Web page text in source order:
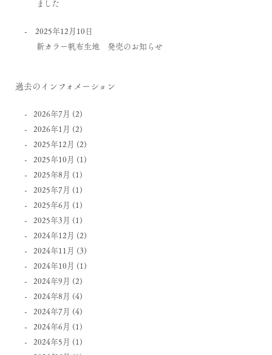
ました
2025年12月10日
新カラー帆布生地 発売のお知らせ
過去のインフォメーション
2026年7月 (2)
2026年1月 (2)
2025年12月 (2)
2025年10月 (1)
2025年8月 (1)
2025年7月 (1)
2025年6月 (1)
2025年3月 (1)
2024年12月 (2)
2024年11月 (3)
2024年10月 (1)
2024年9月 (2)
2024年8月 (4)
2024年7月 (4)
2024年6月 (1)
2024年5月 (1)